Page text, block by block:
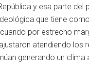
y esa parte
que tiene
por estrecho
atendiendo los
generando un